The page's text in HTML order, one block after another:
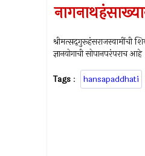
श्रीमत्सद्‍गुरूहंसराजस्वामींची
ज्ञानयोगाची सोपानपरंपराच
Tags : hansapaddhati